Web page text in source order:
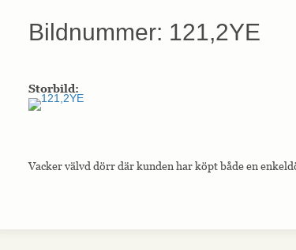
Bildnummer: 121,2YE
Storbild:
Vacker välvd dörr där kunden har köpt både en